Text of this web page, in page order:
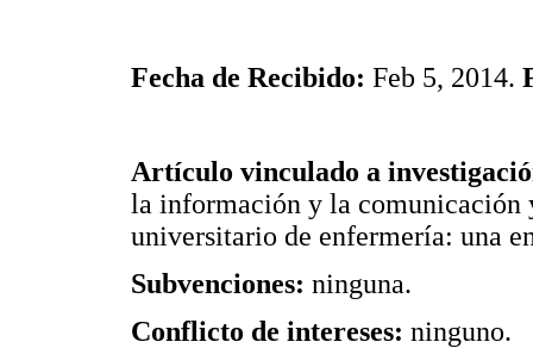
Fecha de Recibido: Feb 5, 2014.
Artículo vinculado a
la información y la comunicación
universitario de enfermería: una
Subvenciones: ninguna.
Conflicto de intereses: ninguno.